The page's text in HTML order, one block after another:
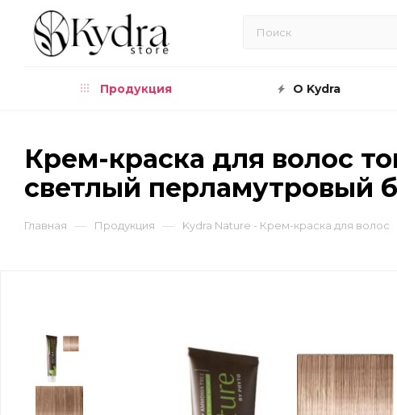
Продукция О Kydra
Крем-краска для волос
светлый перламутровый
Главная — Продукция — Kydra Nature - Крем-краска для волос